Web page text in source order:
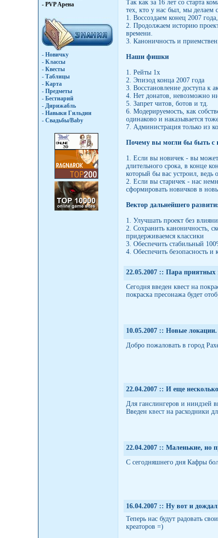
- PVP Арена
- Новичку
- Классы
- Квесты
- Таблицы
- Карта
- Предметы
- Бестиарий
- Дирижабль
- Навыки Гильдии
- Свадьбы/Baby
Так как за 16 лет со старта
тех, кто у нас был, мы делаем
1. Воссоздаем конец 2007
2. Продолжаем историю
времени.
3. Каноничность и
Наши фишки
1. Рейты 1х
2. Эпизод конца 2007 года
3. Восстановление доступа к
4. Нет донатов, невозможно
5. Запрет читов, ботов и тд.
6. Модерируемость, как
одинаково и наказывается
7. Администрация только из
Почему вы могли бы быть с
1. Если вы новичек - вы
длительного срока, в конце
который бы вас устроил, ведь
2. Если вы старичек - нас
сформировать новичков в
Вектор дальнейшего
1. Улучшать проект без
2. Сохранить каноничность,
придерживаемся классики
3. Обеспечить стабильный
4. Обеспечить безопасность и
22.05.2007 :: Пара приятных
Сегодня введен квест на
покраска пресонажа будет
10.05.2007 :: Новые локации.
Добро пожаловать в город
22.04.2007 :: И еще
Для ганслингеров и ниндзей
Введен квестна расходники
22.04.2007 :: Маленькие, но
С сегодняшнего дня Кафры
16.04.2007 :: Ну вот и
Теперь нас будут радовать
креаторов =)